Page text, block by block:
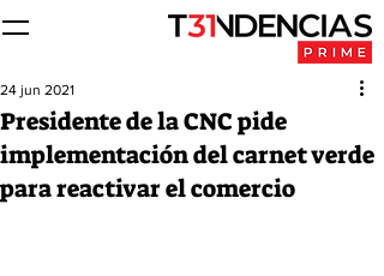
Presidente de la CNC pide
implementación del carnet verde
para reactivar el comercio
24 jun 2021